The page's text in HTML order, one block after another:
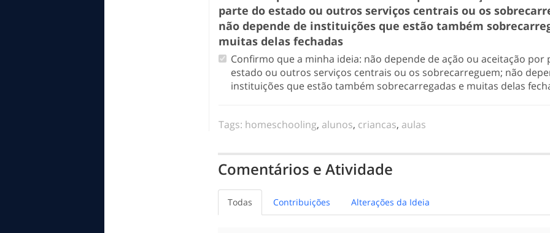
parte do estado ou outros serviços centrais ou os
não depende de instituições que estão também
muitas delas fechadas
Confirmo que a minha ideia: não depende de ação ou aceitação por
estado ou outros serviços centrais ou os sobrecarreguem; não
instituições que estão também sobrecarregadas e muitas delas
Tags: homeschooling, alunos, criancas, aulas
Comentários e Atividade
Todas Contribuições Alterações da Ideia